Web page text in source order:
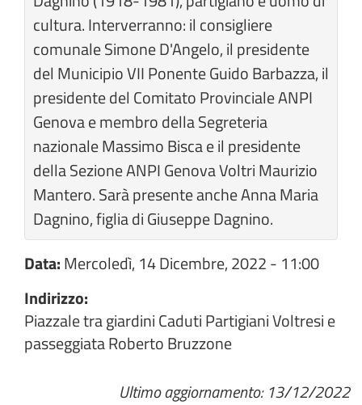
cultura. Interverranno: il consigliere
comunale Simone D'Angelo, il presidente
del Municipio VII Ponente Guido Barbazza, il
presidente del Comitato Provinciale ANPI
Genova e membro della Segreteria
nazionale Massimo Bisca e il presidente
della Sezione ANPI Genova Voltri Maurizio
Mantero. Sarà presente anche Anna Maria
Dagnino, figlia di Giuseppe Dagnino.
Data:Mercoledì, 14 Dicembre, 2022 - 11:00
Indirizzo:
Piazzale tra giardini Caduti Partigiani Voltresi e
passeggiata Roberto Bruzzone
Ultimo aggiornamento: 13/12/2022